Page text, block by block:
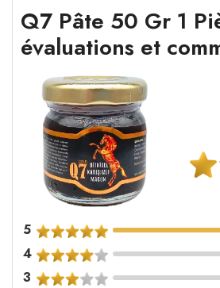
Q7 Pâte 50 Gr 1
évaluations et
5
4
3